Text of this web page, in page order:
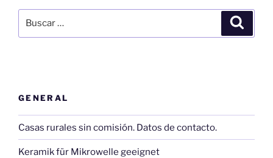
por:
GENERAL
Casas rurales sin comisión. Datos de contacto.
Keramik für Mikrowelle geeignet